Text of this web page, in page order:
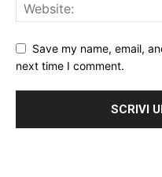
Save my name, email,
next time I comment.